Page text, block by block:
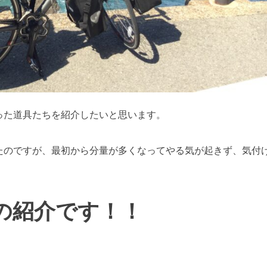
道具たちを紹介したいと思います。
ですが、最初から分量が多くなってやる気が起きず、気付
介です！！